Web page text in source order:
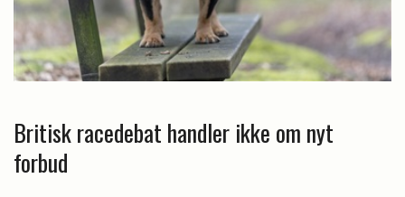
Britisk racedebat handler ikke om nyt
forbud